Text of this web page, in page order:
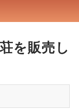
を販売し